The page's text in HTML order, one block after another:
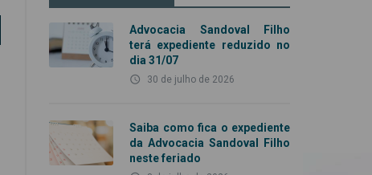
Advocacia Sandoval Filho
terá expediente reduzido no
dia 31/07
access_time 30 de julho de 2026
Saiba como fica o expediente
da Advocacia Sandoval Filho
neste feriado